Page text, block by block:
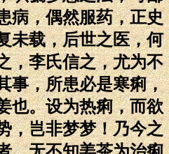
病，偶然服药，正史
未载，后世之医，何
，李氏信之，尤为不
事，所患必是寒痢，
也。设为热痢，而欲
，岂非梦梦！乃今之